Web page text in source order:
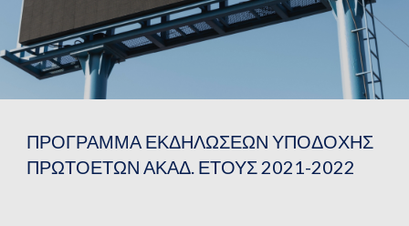
ΠΡΟΓΡΑΜΜΑ ΕΚΔΗΛΩΣΕΩΝ ΥΠΟΔΟΧΗΣ
ΠΡΩΤΟΕΤΩΝ ΑΚΑΔ. ΕΤΟΥΣ 2021-2022